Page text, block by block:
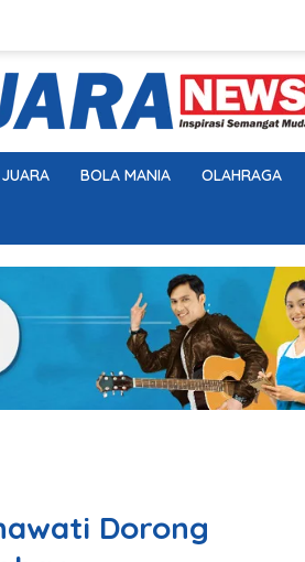
BOLA MANIA OLAHRAGA
Dorong